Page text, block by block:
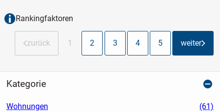
Rankingfaktoren
zurück 1 2 3 4 5 weiter
Kategorie
Wohnungen
(61)